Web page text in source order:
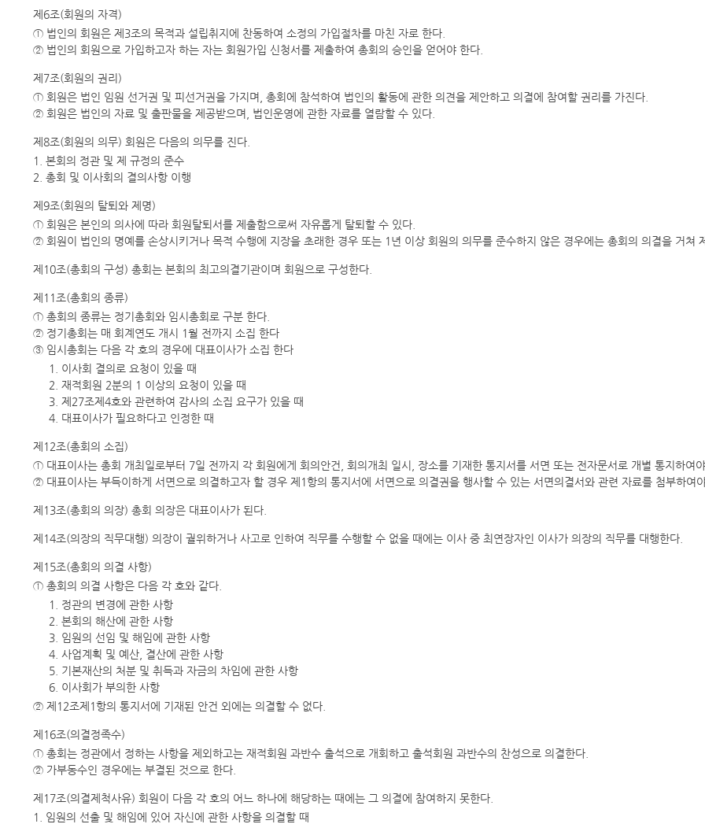
제6조(회원의 자격)
① 법인의 회원은 제3조의 목적과 설립취지에 찬동하여 소정의 가입절차를 마친 자로 한다.
② 법인의 회원으로 가입하고자 하는 자는 회원가입 신청서를 제출하여 총회의 승인을 얻어야 한다.
제7조(회원의 권리)
① 회원은 법인 임원 선거권 및 피선거권을 가지며, 총회에 참석하여 법인의 활동에 관한 의견을 제안하고 의결에 참여할 권리를 가진다.
② 회원은 법인의 자료 및 출판물을 제공받으며, 법인운영에 관한 자료를 열람할 수 있다.
제8조(회원의 의무) 회원은 다음의 의무를 진다.
1. 본회의 정관 및 제 규정의 준수
2. 총회 및 이사회의 결의사항 이행
제9조(회원의 탈퇴와 제명)
① 회원은 본인의 의사에 따라 회원탈퇴서를 제출함으로써 자유롭게 탈퇴할 수 있다.
② 회원이 법인의 명예를 손상시키거나 목적 수행에 지장을 초래한 경우 또는 1년 이상 회원의 의무를 준수하지 않은 경우에는 총회의 의결을 거쳐
제10조(총회의 구성) 총회는 본회의 최고의결기관이며 회원으로 구성한다.
제11조(총회의 종류)
① 총회의 종류는 정기총회와 임시총회로 구분 한다.
② 정기총회는 매 회계연도 개시 1월 전까지 소집 한다
③ 임시총회는 다음 각 호의 경우에 대표이사가 소집 한다
1. 이사회 결의로 요청이 있을 때
2. 재적회원 2분의 1 이상의 요청이 있을 때
3. 제27조제4호와 관련하여 감사의 소집 요구가 있을 때
4. 대표이사가 필요하다고 인정한 때
제12조(총회의 소집)
① 대표이사는 총회 개최일로부터 7일 전까지 각 회원에게 회의안건, 회의개최 일시, 장소를 기재한 통지서를 서면 또는 전자문서로 개별 통지하여
② 대표이사는 부득이하게 서면으로 의결하고자 할 경우 제1항의 통지서에 서면으로 의결권을 행사할 수 있는 서면의결서와 관련 자료를 첨부하여
제13조(총회의 의장) 총회 의장은 대표이사가 된다.
제14조(의장의 직무대행) 의장이 궐위하거나 사고로 인하여 직무를 수행할 수 없을 때에는 이사 중 최연장자인 이사가 의장의 직무를 대행한다.
제15조(총회의 의결 사항)
① 총회의 의결 사항은 다음 각 호와 같다.
1. 정관의 변경에 관한 사항
2. 본회의 해산에 관한 사항
3. 임원의 선임 및 해임에 관한 사항
4. 사업계획 및 예산, 결산에 관한 사항
5. 기본재산의 처분 및 취득과 자금의 차임에 관한 사항
6. 이사회가 부의한 사항
② 제12조제1항의 통지서에 기재된 안건 외에는 의결할 수 없다.
제16조(의결정족수)
① 총회는 정관에서 정하는 사항을 제외하고는 재적회원 과반수 출석으로 개회하고 출석회원 과반수의 찬성으로 의결한다.
② 가부동수인 경우에는 부결된 것으로 한다.
제17조(의결제척사유) 회원이 다음 각 호의 어느 하나에 해당하는 때에는 그 의결에 참여하지 못한다.
1. 임원의 선출 및 해임에 있어 자신에 관한 사항을 의결할 때